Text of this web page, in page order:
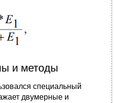
и методы
специальный
двумерные и